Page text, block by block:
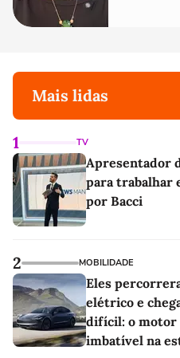
Mais lidas
1 TV
Apresentador
para trabalhar
por Bacci
2 MOBILIDADE
Eles
elétrico e
difícil: o motor
imbatível na